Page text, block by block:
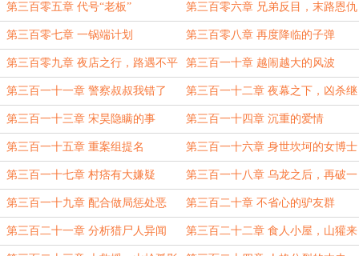
第三百零五章 代号“老板” 第三百零六章 兄弟反目，末路恩仇
第三百零七章 一锅端计划 第三百零八章 再度降临的子弹
第三百零九章 夜店之行，路遇不平 第三百一十章 越闹越大的风波
第三百一十一章 警察叔叔我错了 第三百一十二章 夜幕之下，凶杀继
续
第三百一十三章 宋昊隐瞒的事 第三百一十四章 沉重的爱情
第三百一十五章 重案组提名 第三百一十六章 身世坎坷的女博士
第三百一十七章 村痞有大嫌疑 第三百一十八章 乌龙之后，再破一
案
第三百一十九章 配合做局惩处恶 第三百二十章 不省心的驴友群
第三百二十一章 分析猎尸人异闻 第三百二十二章 食人小屋，山獾来